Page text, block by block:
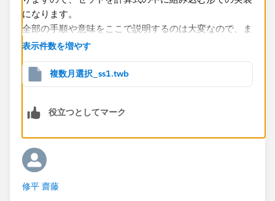
になります。
全部の手順や意味をここで説明するのは大変なので、ま
ずはこちらに添付したサンプルワークブックを見ていた
表示件数を増やす
複数月選択_ss1.twb
役立つとしてマーク
修平 齋藤